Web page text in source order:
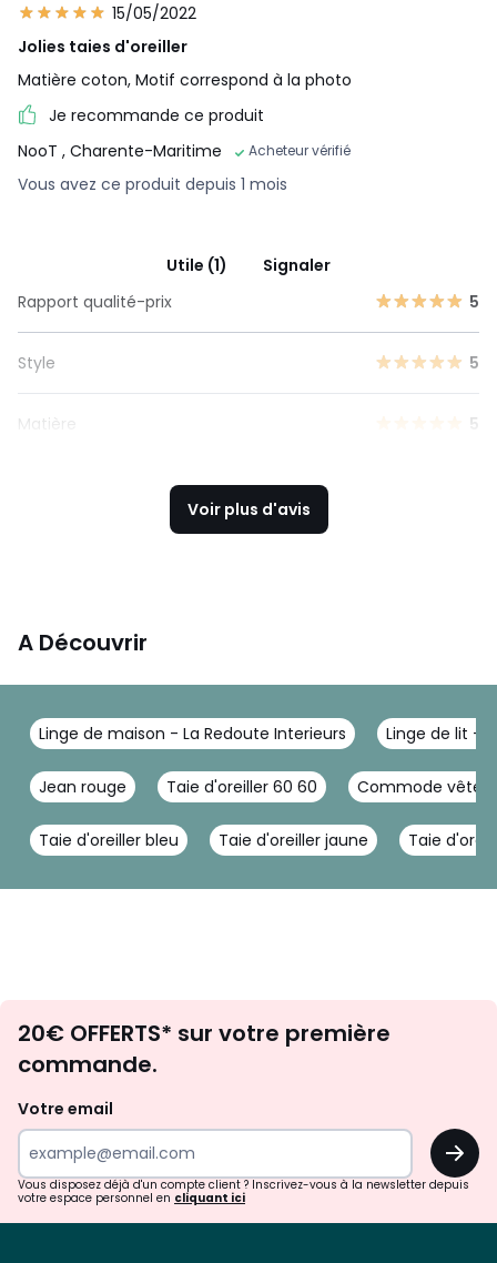
15/05/2022
Jolies taies d'oreiller
Matière coton, Motif correspond à la photo
Je recommande ce produit
NooT , Charente-Maritime Acheteur vérifié
Vous avez ce produit depuis 1 mois
Utile (1)
Signaler
Rapport qualité-prix
5
Style 5
Matière 5
Voir plus d'avis
A Découvrir
Linge de maison - La Redoute Interieurs Linge de lit -
Jean rouge Taie d'oreiller 60 60 Commode
Taie d'oreiller bleu Taie d'oreiller jaune Taie
d'inspirations
surprises?
20€ OFFERTS* sur votre première
commande.
Votre email
OK
Vous disposez déjà d'un compte client ? Inscrivez-vous à la newsletter depuis
votre espace personnel en cliquant ici